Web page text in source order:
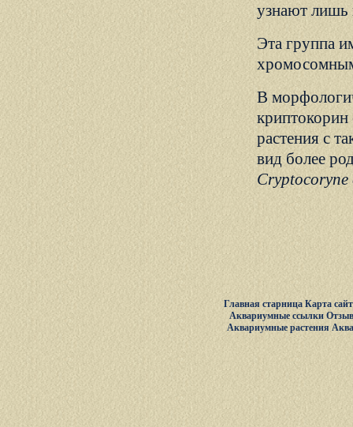
узнают лишь
Эта группа
В
криптокорин
растения с
вид более
Главная старница Карта
Аквариумные ссылки
Аквариумные растения